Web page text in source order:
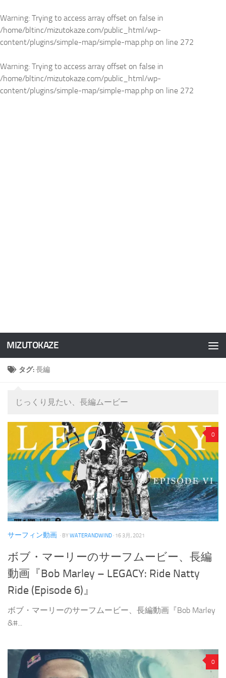
Warning: Trying to access array offset on false in
/home/bltinc/mizutokaze.com/public_html/wp-
content/plugins/simple-map/simple-map.php on line 272
Warning: Trying to access array offset on false in
/home/bltinc/mizutokaze.com/public_html/wp-
content/plugins/simple-map/simple-map.php on line 272
コンテンツへスキップ
MIZUTOKAZE
タグ:長編
じっくり見たい、長編ムービー
0
サーフィン動画 · BYWATERANDWIND · 16 3月, 2021
ボブ・マーリーのサーフムービー、長編
動画『Bob Marley – LEGACY: Ride Natty
Ride (Episode 6)』
ボブ・マーリーのサーフムービー、長編動画『Bob Marley
&#...
0